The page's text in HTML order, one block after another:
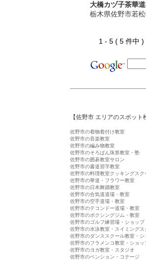
大橋カヅ子茶華
栃木県佐野市若
1 - 5 ( 5 件
【佐野市 エリアのスポット
佐野市の着物着付け教室
佐野市の音楽教室
佐野市の編み物教室
佐野市のそろばん珠算教室・塾
佐野市の囲碁教室サロン
佐野市の書道習字教室
佐野市の料理教室クッキングスク
佐野市の華道・フラワー教室
佐野市の日本舞踊教室
佐野市の合気道道場・教室
佐野市の空手道場・教室
佐野市のテコンドー道場・教室
佐野市のボクシングジム・教室
佐野市のゴルフ練習場・ショップ
佐野市の水泳教室・スイミングス
佐野市のダンススクール教室・シ
佐野市のフラメンコ教室・ショッ
佐野市のヨガ教室・スタジオ
佐野市のペンション・コテージ